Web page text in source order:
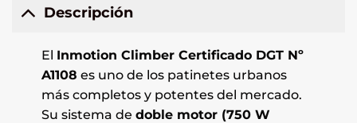
Descripción
El Inmotion Climber Certificado DGT Nº
A1108 es uno de los patinetes urbanos
más completos y potentes del mercado.
Su sistema de doble motor (750 W